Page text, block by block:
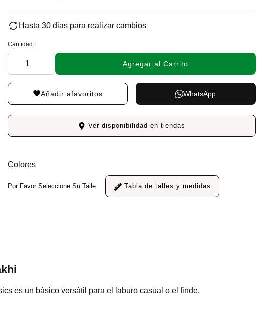
Hasta 30 dias para realizar cambios
Cantidad:
Agregar al Carrito
Añadir afavoritos WhatsApp
Ver disponibilidad en tiendas
Colores
Por Favor Seleccione Su Talle Tabla de talles y medidas
es un básico versátil para el laburo casual o el finde.